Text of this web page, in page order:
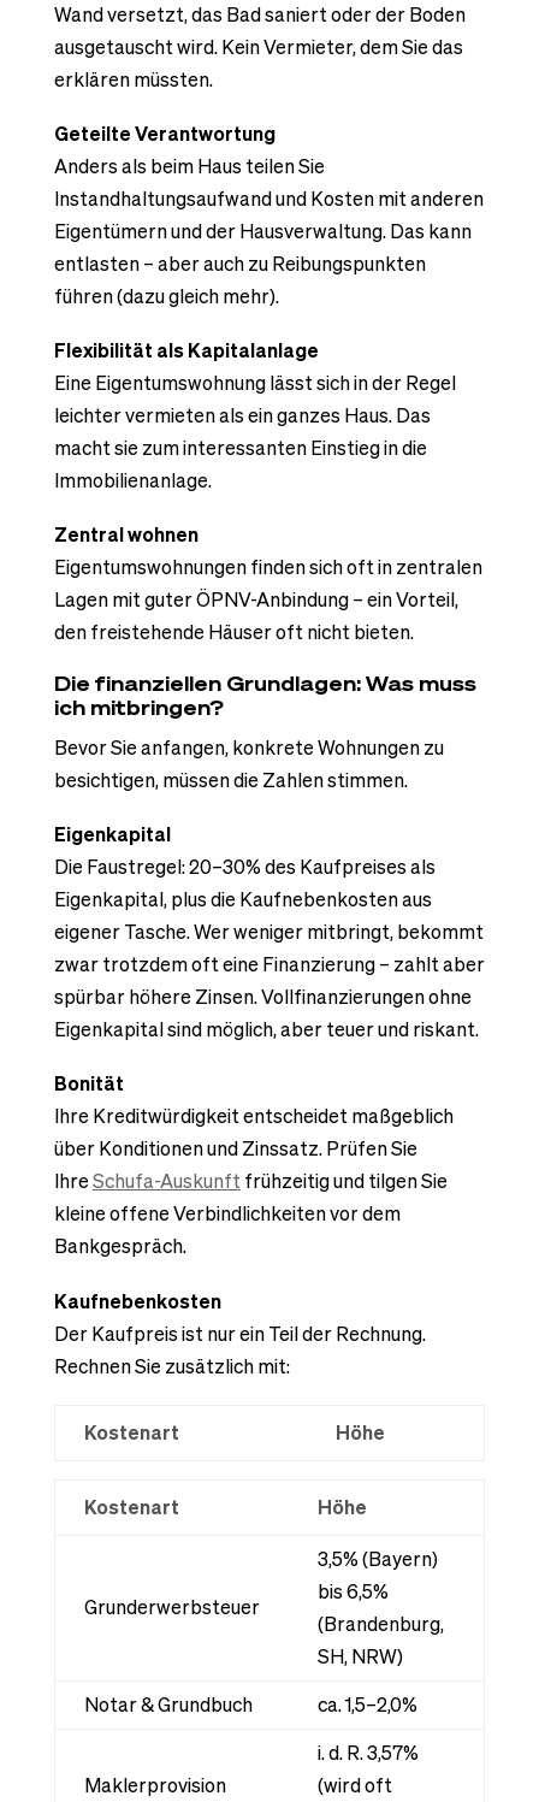
Wand versetzt, das Bad saniert oder der Boden
ausgetauscht wird. Kein Vermieter, dem Sie das
erklären müssten.
Geteilte Verantwortung
Anders als beim Haus teilen Sie
Instandhaltungsaufwand und Kosten mit anderen
Eigentümern und der Hausverwaltung. Das kann
entlasten – aber auch zu Reibungspunkten
führen (dazu gleich mehr).
Flexibilität als Kapitalanlage
Eine Eigentumswohnung lässt sich in der Regel
leichter vermieten als ein ganzes Haus. Das
macht sie zum interessanten Einstieg in die
Immobilienanlage.
Zentral wohnen
Eigentumswohnungen finden sich oft in zentralen
Lagen mit guter ÖPNV-Anbindung – ein Vorteil,
den freistehende Häuser oft nicht bieten.
Die finanziellen Grundlagen: Was muss
ich mitbringen?
Bevor Sie anfangen, konkrete Wohnungen zu
besichtigen, müssen die Zahlen stimmen.
Eigenkapital
Die Faustregel: 20–30% des Kaufpreises als
Eigenkapital, plus die Kaufnebenkosten aus
eigener Tasche. Wer weniger mitbringt, bekommt
zwar trotzdem oft eine Finanzierung – zahlt aber
spürbar höhere Zinsen. Vollfinanzierungen ohne
Eigenkapital sind möglich, aber teuer und riskant.
Bonität
Ihre Kreditwürdigkeit entscheidet maßgeblich
über Konditionen und Zinssatz. Prüfen Sie
IhreSchufa-Auskunftfrühzeitig und tilgen Sie
kleine offene Verbindlichkeiten vor dem
Bankgespräch.
Kaufnebenkosten
Der Kaufpreis ist nur ein Teil der Rechnung.
Rechnen Sie zusätzlich mit:
Kostenart Höhe
Kostenart Höhe
Grunderwerbsteuer
3,5% (Bayern)
bis 6,5%
(Brandenburg,
SH, NRW)
Notar & Grundbuch
ca. 1,5–2,0%
Maklerprovision
i. d. R. 3,57%
(wird oft